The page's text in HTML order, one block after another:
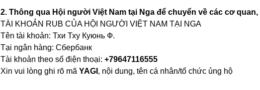
2. Thông qua Hội người Việt Nam tại Nga để chuyển về các cơ
TÀI KHOẢN RUB CỦA HỘI NGƯỜI VIỆT NAM TẠI NGA
Tên tài khoản: Тхи Тху Куюнь Ф.
Tại ngân hàng: Сбербанк
Tài khoản theo số điện thoại: +79647116555
Xin vui lòng ghi rõ mã YAGI , nội dung, tên cá nhân/tổ chức ủng hộ